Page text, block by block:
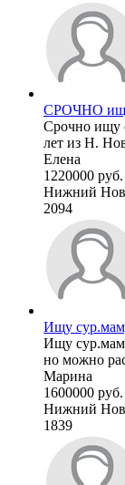
СРОЧНО
Срочно ищу
лет из Н.
Елена
1220000 руб.
Нижний
2094
Ищу
Ищу
но можно
Марина
1600000 руб.
Нижний
1839